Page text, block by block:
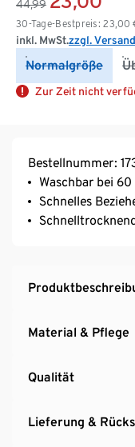
44,99
30-Tage-Bestpreis: 23,00
inkl. MwSt.zzgl.
Normalgröße
Zur Zeit nicht
Bestellnummer:
Waschbar bei
Schnelles
Material & Pflege
Qualität
Lieferung &